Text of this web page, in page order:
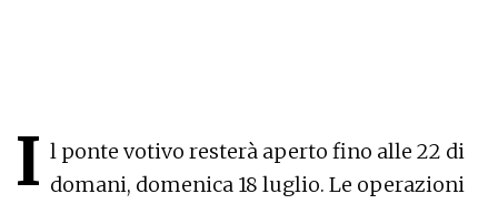
I l ponte votivo resterà aperto fino alle 22 di
domani, domenica 18 luglio. Le operazioni